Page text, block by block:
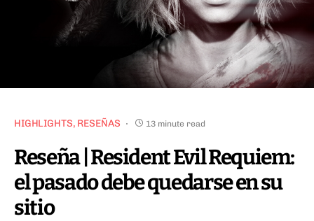
HIGHLIGHTS RESEÑAS 13 minute read
Reseña | Resident Evil Requiem:
el pasado debe quedarse en su
sitio